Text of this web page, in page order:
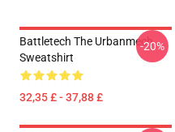
Battletech The Urbanmech
Sweatshirt
32,35 £ - 37,88 £
-20%